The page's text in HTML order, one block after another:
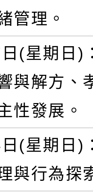
管理。
(星期日)
與解方、
性發展。
(星期日)
與行為探